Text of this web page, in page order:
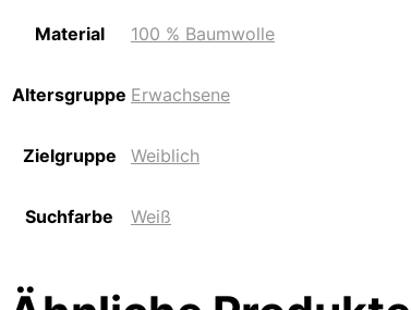
Material 100 % Baumwolle
Altersgruppe Erwachsene
Zielgruppe Weiblich
Suchfarbe Weiß